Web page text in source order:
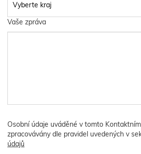
Vaše zpráva
Osobní údaje uváděné v tomto
zpracovávány dle pravidel uvedených v
údajů